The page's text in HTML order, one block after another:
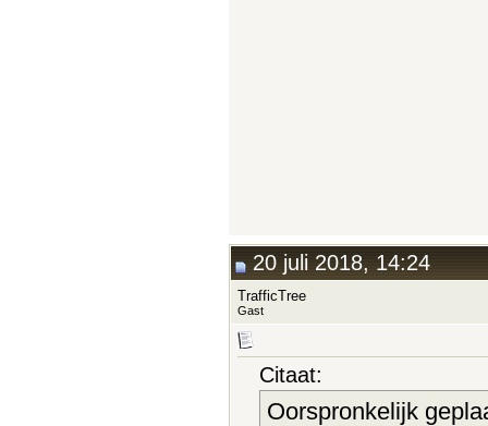
20 juli 2018, 14:24
TrafficTree
Gast
Citaat:
Oorspronkelijk